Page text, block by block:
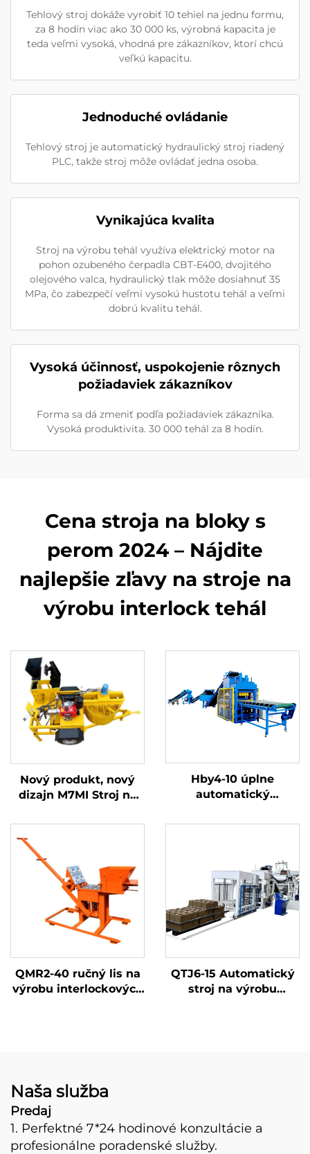
Tehlový stroj dokáže vyrobiť 10 tehiel na jednu formu,
za 8 hodín viac ako 30 000 ks, výrobná kapacita je
teda veľmi vysoká, vhodná pre zákazníkov, ktorí chcú
veľkú kapacitu.
Jednoduché ovládanie
Tehlový stroj je automatický hydraulický stroj riadený
PLC, takže stroj môže ovládať jedna osoba.
Vynikajúca kvalita
Stroj na výrobu tehál využíva elektrický motor na
pohon ozubeného čerpadla CBT-E400, dvojitého
olejového valca, hydraulický tlak môže dosiahnuť 35
MPa, čo zabezpečí veľmi vysokú hustotu tehál a veľmi
dobrú kvalitu tehál.
Vysoká účinnosť, uspokojenie rôznych
požiadaviek zákazníkov
Forma sa dá zmeniť podľa požiadaviek zákazníka.
Vysoká produktivita. 30 000 tehál za 8 hodín.
Cena stroja na bloky s
perom 2024 – Nájdite
najlepšie zľavy na stroje na
výrobu interlock tehál
Nový produkt, nový
dizajn M7MI Stroj na
tehál z hlíny, top v
Nigérii, predávaný v
Hby4-10 úplne
automatický
výrobu interlockových
QMR2-40 ručný lis na
výrobu interlockových
QTJ6-15 Automatický
stroj na výrobu
Naša služba
Predaj
1. Perfektné 7*24 hodinové konzultácie a
profesionálne poradenské služby.